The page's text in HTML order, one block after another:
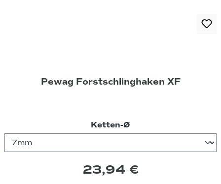
Pewag Forstschlinghaken XF
Ketten-Ø
23,94 €